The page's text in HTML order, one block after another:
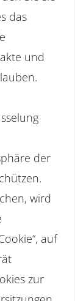
das
und
der
wird
auf
zur